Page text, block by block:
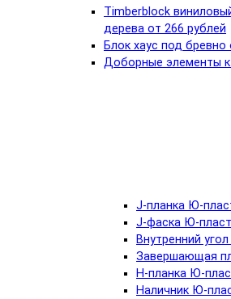
Timberblock
дерева от 266 рублей
Блок хаус под бревно
Доборные элементы
J-планка Ю-
J-фаска Ю-пласт
Внутренний
Завершающая
Н-планка Ю-
Наличник Ю-